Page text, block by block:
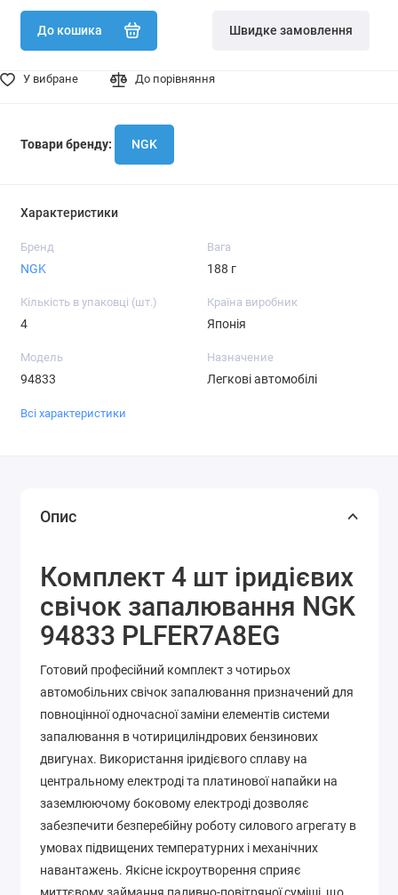
До кошика Швидке замовлення
У вибране До порівняння
Товари бренду: NGK
Характеристики
Бренд
NGK
Вага
188 г
Кількість в упаковці (шт.)
4
Країна виробник
Японія
Модель
94833
Назначение
Легкові автомобілі
Всі характеристики
Опис
Комплект 4 шт іридієвих
свічок запалювання NGK
94833 PLFER7A8EG
Готовий професійний комплект з чотирьох
автомобільних свічок запалювання призначений для
повноцінної одночасної заміни елементів системи
запалювання в чотирициліндрових бензинових
двигунах. Використання іридієвого сплаву на
центральному електроді та платинової напайки на
заземлюючому боковому електроді дозволяє
забезпечити безперебійну роботу силового агрегату в
умовах підвищених температурних і механічних
навантажень. Якісне іскроутворення сприяє